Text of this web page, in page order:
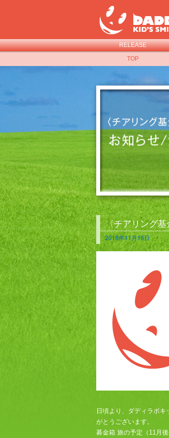
RELEASE
TOP
〈チアリング
2018年11月16日
日頃より、ダディラボ
がとうございます。
募金箱 旅の予定（11月